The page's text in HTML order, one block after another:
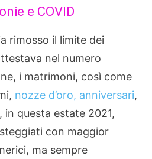
e COVID
rimosso il limite dei
nel numero
i matrimoni, così come
nozze d’oro, anniversari,
questa estate 2021,
con maggior
ma sempre